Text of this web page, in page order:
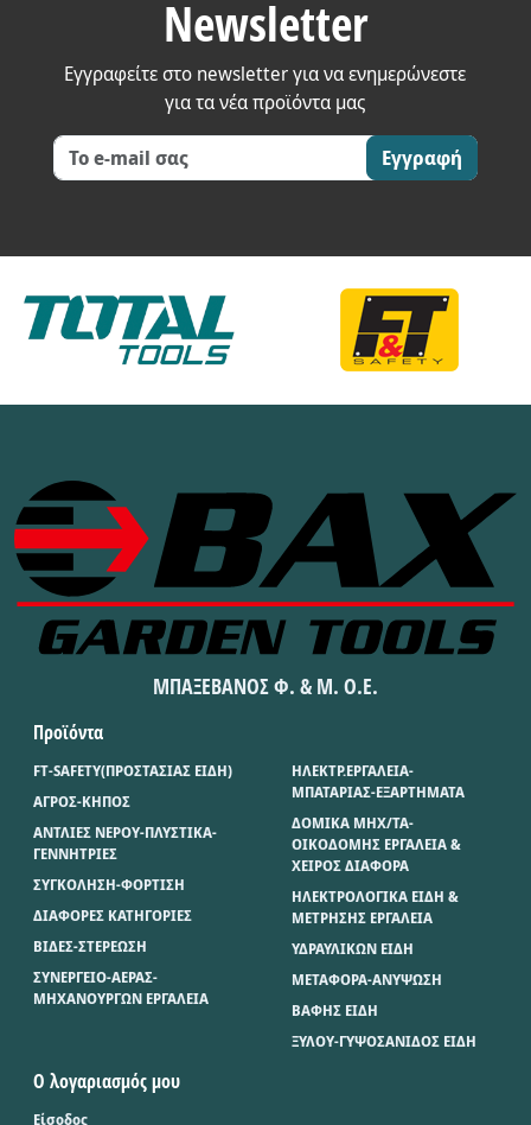
Newsletter
Εγγραφείτε στο newsletter για να ενημερώνεστε
για τα νέα προϊόντα μας
Εγγραφή
ΜΠΑΞΕΒΑΝΟΣ Φ. & Μ. Ο.Ε.
Προϊόντα
FT-SAFETY(ΠΡΟΣΤΑΣΙΑΣ ΕΙΔΗ)
ΑΓΡΟΣ-ΚΗΠΟΣ
ΑΝΤΛΙΕΣ ΝΕΡΟΥ-ΠΛΥΣΤΙΚΑ-
ΓΕΝΝΗΤΡΙΕΣ
ΣΥΓΚΟΛΗΣΗ-ΦΟΡΤΙΣΗ
ΔΙΑΦΟΡΕΣ ΚΑΤΗΓΟΡΙΕΣ
ΒΙΔΕΣ-ΣΤΕΡΕΩΣΗ
ΣΥΝΕΡΓΕΙΟ-ΑΕΡΑΣ-
ΜΗΧΑΝΟΥΡΓΩΝ ΕΡΓΑΛΕΙΑ
ΗΛΕΚΤΡ.ΕΡΓΑΛΕΙΑ-
ΜΠΑΤΑΡΙΑΣ-ΕΞΑΡΤΗΜΑΤΑ
ΔΟΜΙΚΑ ΜΗΧ/ΤΑ-
ΟΙΚΟΔΟΜΗΣ ΕΡΓΑΛΕΙΑ &
ΧΕΙΡΟΣ ΔΙΑΦΟΡΑ
ΗΛΕΚΤΡΟΛΟΓΙΚΑ ΕΙΔΗ &
ΜΕΤΡΗΣΗΣ ΕΡΓΑΛΕΙΑ
ΥΔΡΑΥΛΙΚΩΝ ΕΙΔΗ
ΜΕΤΑΦΟΡΑ-ΑΝΥΨΩΣΗ
ΒΑΦΗΣ ΕΙΔΗ
ΞΥΛΟΥ-ΓΥΨΟΣΑΝΙΔΟΣ ΕΙΔΗ
Ο λογαριασμός μου
Είσοδος